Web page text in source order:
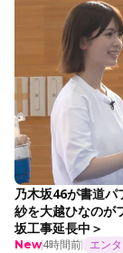
乃木坂46が書道
紗を大越ひなのが
坂工事延長中＞
New4時間前 エン